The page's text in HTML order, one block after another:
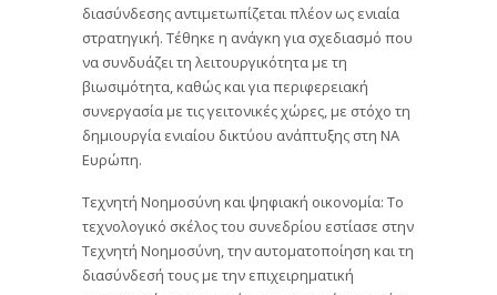
διασύνδεσης αντιμετωπίζεται πλέον ως ενιαία
στρατηγική. Τέθηκε η ανάγκη για σχεδιασμό που
να συνδυάζει τη λειτουργικότητα με τη
βιωσιμότητα, καθώς και για περιφερειακή
συνεργασία με τις γειτονικές χώρες, με στόχο τη
δημιουργία ενιαίου δικτύου ανάπτυξης στη ΝΑ
Ευρώπη.
Τεχνητή Νοημοσύνη και ψηφιακή οικονομία: Το
τεχνολογικό σκέλος του συνεδρίου εστίασε στην
Τεχνητή Νοημοσύνη, την αυτοματοποίηση και τη
διασύνδεσή τους με την επιχειρηματική